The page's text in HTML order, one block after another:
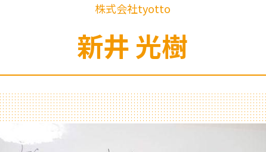
株式会社tyotto
新井 光樹